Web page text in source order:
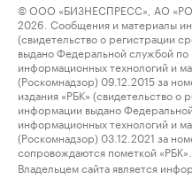
© ООО «БИЗНЕСПРЕСС», АО
2026. Сообщения и материалы
(свидетельство о регистрации
выдано Федеральной службой по
информационных технологий и
(Роскомнадзор) 09.12.2015 за
издания «РБК» (свидетельство о
информации выдано
информационных технологий и
(Роскомнадзор) 03.12.2021 за
сопровождаются пометкой «РБК».
Владельцем сайта является